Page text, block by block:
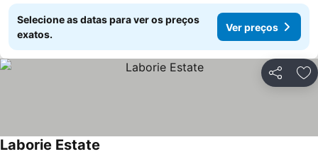
Selecione as datas para ver os preços
exatos.
Ver preços
Partilhar
Laborie Estate